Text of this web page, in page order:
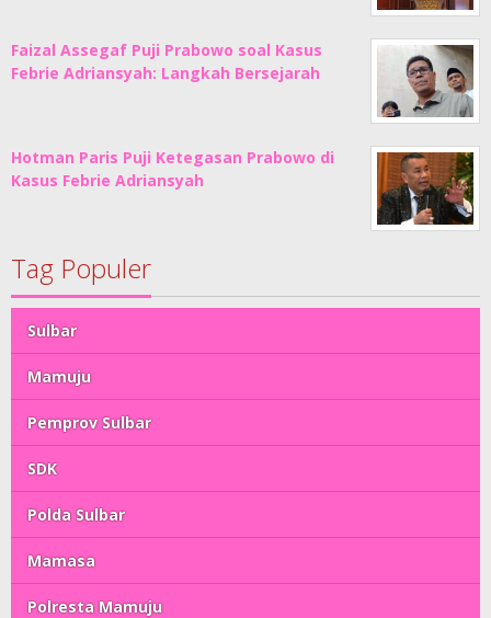
Faizal Assegaf Puji Prabowo soal Kasus
Febrie Adriansyah: Langkah Bersejarah
Hotman Paris Puji Ketegasan Prabowo di
Kasus Febrie Adriansyah
Tag Populer
Sulbar
Mamuju
Pemprov Sulbar
SDK
Polda Sulbar
Mamasa
Polresta Mamuju